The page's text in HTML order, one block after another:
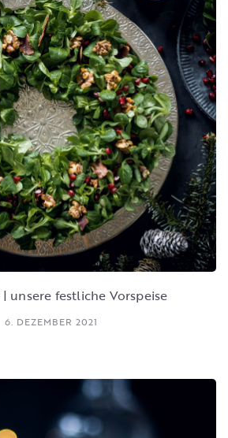
unsere festliche Vorspeise
6. DEZEMBER 2021